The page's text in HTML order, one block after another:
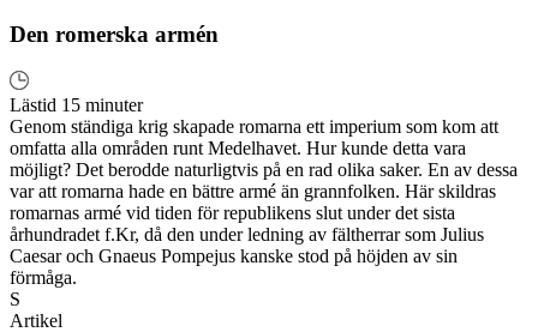
Den romerska armén
Lästid 15 minuter
Genom ständiga krig skapade romarna ett imperium som kom att
omfatta alla områden runt Medelhavet. Hur kunde detta vara
möjligt? Det berodde naturligtvis på en rad olika saker. En av dessa
var att romarna hade en bättre armé än grannfolken. Här skildras
romarnas armé vid tiden för republikens slut under det sista
århundradet f.Kr, då den under ledning av fältherrar som Julius
Caesar och Gnaeus Pompejus kanske stod på höjden av sin
förmåga.
S
Artikel